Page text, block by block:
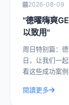
2026-08-09
"德曜嗨爽
以致用"
周日特别篇：德曜嗨爽
日，让我们一
看这些成功案例
閱讀更多